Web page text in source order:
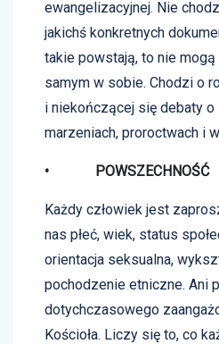
ewangelizacyjnej. Nie
jakichś konkretnych
takie powstają, to nie
samym w sobie. Chodzi o
i niekończącej się debaty
marzeniach, proroctwach i
• POWSZECHNOŚĆ
Każdy człowiek jest
nas płeć, wiek, status
orientacja seksualna,
pochodzenie etniczne. Ani
dotychczasowego
Kościoła. Liczy się to, co